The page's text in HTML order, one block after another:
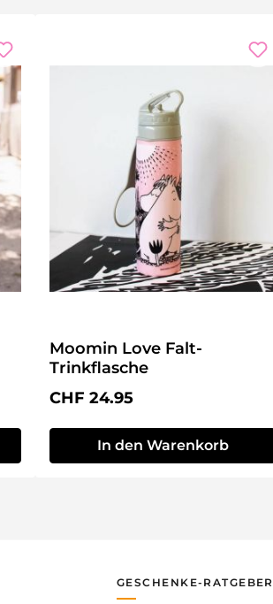
Moomin Love Falt-
Trinkflasche
Regulärer Preis:
CHF 24.95
In den Warenkorb
GESCHENKE-RATGEBER